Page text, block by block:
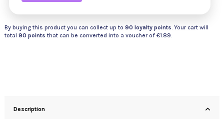
By buying this product you can collect up to 90 loyalty points. Your cart will
total 90 points that can be converted into a voucher of €1.89.
Description